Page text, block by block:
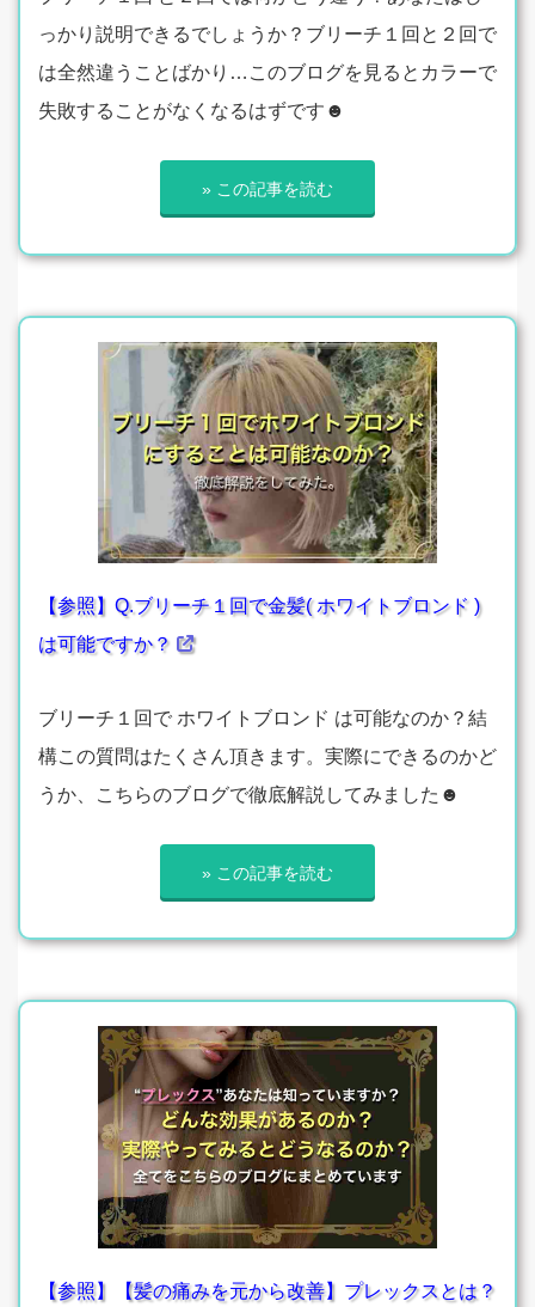
っかり説明できるでしょうか？ブリーチ１回と２回で
は全然違うことばかり…このブログを見るとカラーで
失敗することがなくなるはずです☻
» この記事を読む
【参照】Q.ブリーチ１回で金髪( ホワイトブロンド )
は可能ですか？
ブリーチ１回で ホワイトブロンド は可能なのか？結
構この質問はたくさん頂きます。実際にできるのかど
うか、こちらのブログで徹底解説してみました☻
» この記事を読む
【参照】【髪の痛みを元から改善】プレックスとは？